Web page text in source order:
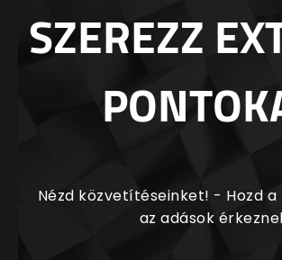
SZEREZZ
Nézd közvetítéseinket! - Hozd
az adások